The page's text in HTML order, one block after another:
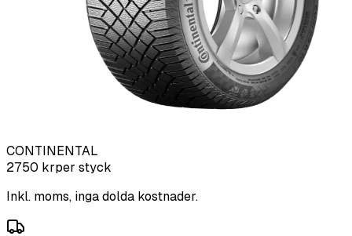
CONTINENTAL
2750 krper styck
Inkl. moms, inga dolda kostnader.